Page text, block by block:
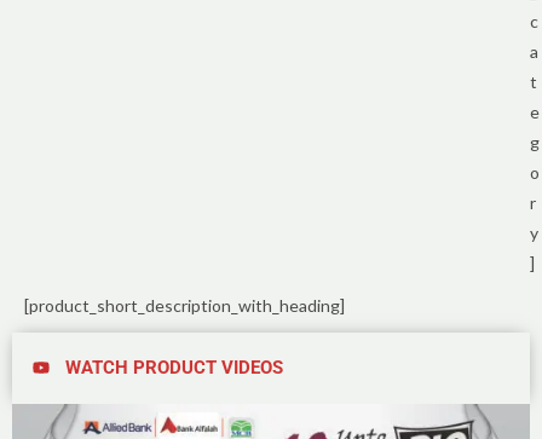
c
a
t
e
g
o
r
y
]
[product_short_description_with_heading]
WATCH PRODUCT VIDEOS